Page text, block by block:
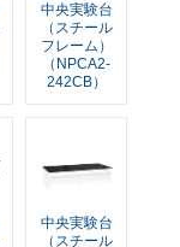
中央実験台
（スチール
フレーム）
（NPCA2-
242CB）
中央実験台
（スチール